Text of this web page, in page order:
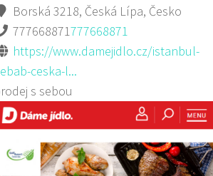
Borská 3218, Česká Lípa, Česko
777668871777668871
https://www.damejidlo.cz/istanbul-
ceska-l...
s sebou